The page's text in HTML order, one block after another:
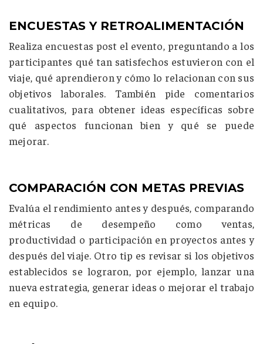
ENCUESTAS Y RETROALIMENTACIÓN
Realiza encuestas post el evento, preguntando a los
participantes qué tan satisfechos estuvieron con el
viaje, qué aprendieron y cómo lo relacionan con sus
objetivos laborales. También pide comentarios
cualitativos, para obtener ideas específicas sobre
qué aspectos funcionan bien y qué se puede
mejorar.
COMPARACIÓN CON METAS PREVIAS
Evalúa el rendimiento antes y después, comparando
métricas de desempeño como ventas,
productividad o participación en proyectos antes y
después del viaje. Otro tip es revisar si los objetivos
establecidos se lograron, por ejemplo, lanzar una
nueva estrategia, generar ideas o mejorar el trabajo
en equipo.